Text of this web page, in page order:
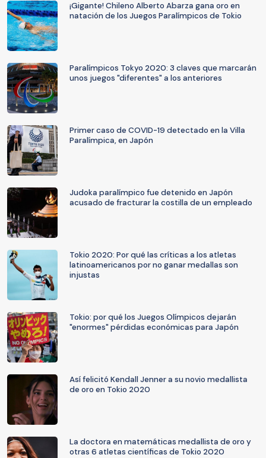
¡Gigante! Chileno Alberto Abarza gana oro en
natación de los Juegos Paralímpicos de Tokio
Paralímpicos Tokyo 2020: 3 claves que marcarán
unos juegos "diferentes" a los anteriores
Primer caso de COVID-19 detectado en la Villa
Paralímpica, en Japón
Judoka paralímpico fue detenido en Japón
acusado de fracturar la costilla de un empleado
Tokio 2020: Por qué las críticas a los atletas
latinoamericanos por no ganar medallas son
injustas
Tokio: por qué los Juegos Olímpicos dejarán
"enormes" pérdidas económicas para Japón
Así felicitó Kendall Jenner a su novio medallista
de oro en Tokio 2020
La doctora en matemáticas medallista de oro y
otras 6 atletas científicas de Tokio 2020